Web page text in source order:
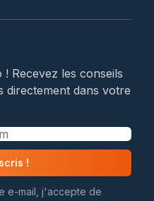
! Recevez les conseils
directement dans votre
!
e-mail, j'accepte de